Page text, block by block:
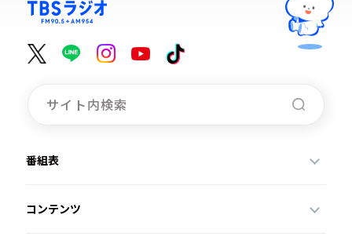
番組表
コンテンツ